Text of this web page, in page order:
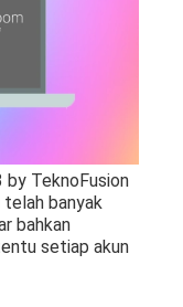
TeknoFusion
telah banyak
bahkan
setiap akun